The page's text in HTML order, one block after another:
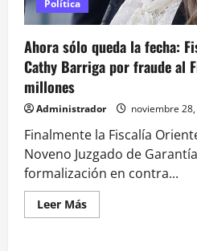
Política
Ahora sólo queda la fecha:
Cathy Barriga por fraude al
millones
Administrador noviembre
Finalmente la Fiscalía
Noveno Juzgado de
formalización en contra...
Leer MásLeer
más